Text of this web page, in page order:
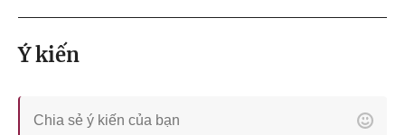
Ý kiến